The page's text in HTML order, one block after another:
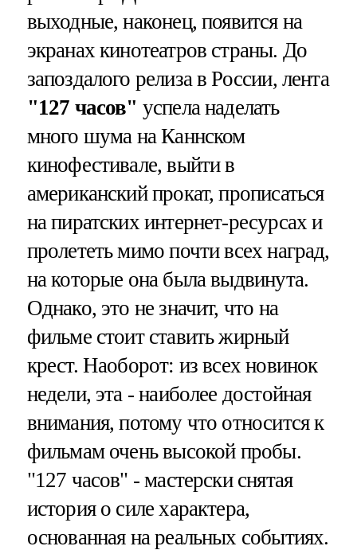
выходные, наконец, появится на
экранах кинотеатров страны. До
запоздалого релиза в России, лента
"127 часов" успела наделать
много шума на Каннском
кинофестивале, выйти в
американский прокат, прописаться
на пиратских интернет-ресурсах и
пролететь мимо почти всех наград,
на которые она была выдвинута.
Однако, это не значит, что на
фильме стоит ставить жирный
крест. Наоборот: из всех новинок
недели, эта - наиболее достойная
внимания, потому что относится к
фильмам очень высокой пробы.
"127 часов" - мастерски снятая
история о силе характера,
основанная на реальных событиях.